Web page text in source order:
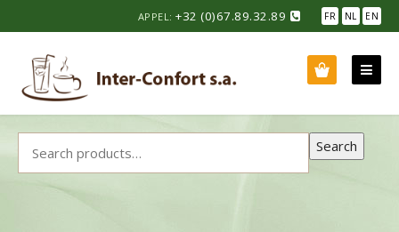
to
content
APPEL: +32 (0)67.89.32.89 FR NL EN
Search for:
Search